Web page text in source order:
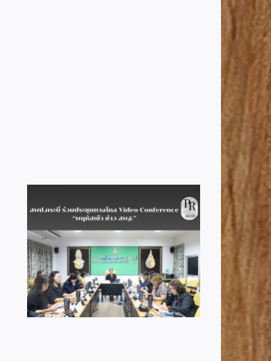
สพป.กระบี่ รับรางวัลดีเด่น
Good Practice ด้านการ
บริหารการประเมินคุณภาพ
ผู้เรียน (NT) และการประเมิน
ความสามารถด้านการอ่าน
(RT) ปีการศึกษา 2568